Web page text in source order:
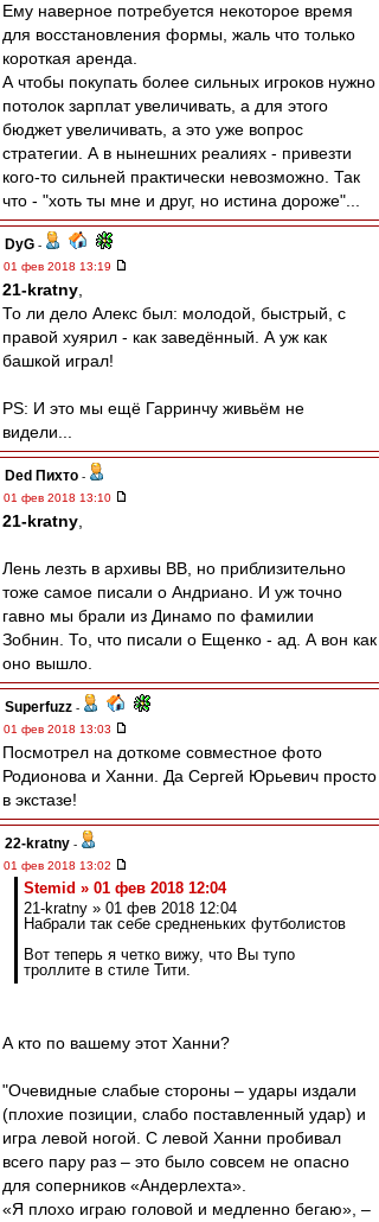
Ему наверное потребуется некоторое время
для восстановления формы, жаль что только
короткая аренда.
А чтобы покупать более сильных игроков нужно
потолок зарплат увеличивать, а для этого
бюджет увеличивать, а это уже вопрос
стратегии. А в нынешних реалиях - привезти
кого-то сильней практически невозможно. Так
что - "хоть ты мне и друг, но истина дороже"...
DyG -
01 фев 2018 13:19
21-kratny
То ли дело Алекс был: молодой, быстрый, с
правой хуярил - как заведённый. А уж как
башкой играл!
PS: И это мы ещё Гарринчу живьём не
видели...
Ded Пихто -
01 фев 2018 13:10
21-kratny
Лень лезть в архивы ВВ, но приблизительно
тоже самое писали о Андриано. И уж точно
гавно мы брали из Динамо по фамилии
Зобнин. То, что писали о Ещенко - ад. А вон как
оно вышло.
Superfuzz -
01 фев 2018 13:03
Посмотрел на доткоме совместное фото
Родионова и Ханни. Да Сергей Юрьевич просто
в экстазе!
22-kratny -
01 фев 2018 13:02
Stemid » 01 фев 2018 12:04
21-kratny » 01 фев 2018 12:04
Набрали так себе средненьких футболистов
Вот теперь я четко вижу, что Вы тупо
троллите в стиле Тити.
А кто по вашему этот Ханни?
"Очевидные слабые стороны – удары издали
(плохие позиции, слабо поставленный удар) и
игра левой ногой. С левой Ханни пробивал
всего пару раз – это было совсем не опасно
для соперников «Андерлехта».
«Я плохо играю головой и медленно бегаю», –